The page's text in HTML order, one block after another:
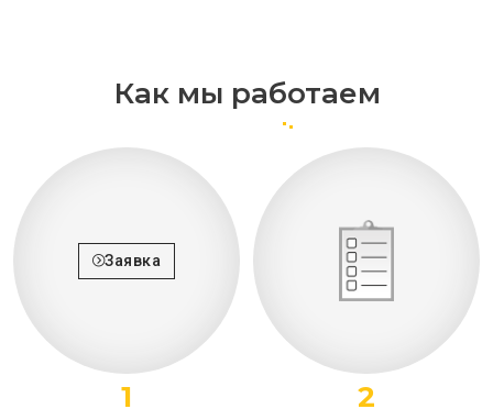
Как мы работаем
Заявка
1 2